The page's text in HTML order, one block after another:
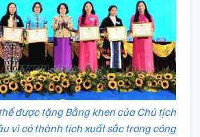
được tặng Bằng khen của Chủ tịch
vì có thành tích xuất sắc trong công